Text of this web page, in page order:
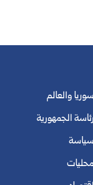
سوريا والعالم
رئاسة الجمهورية
سياسة
محليات